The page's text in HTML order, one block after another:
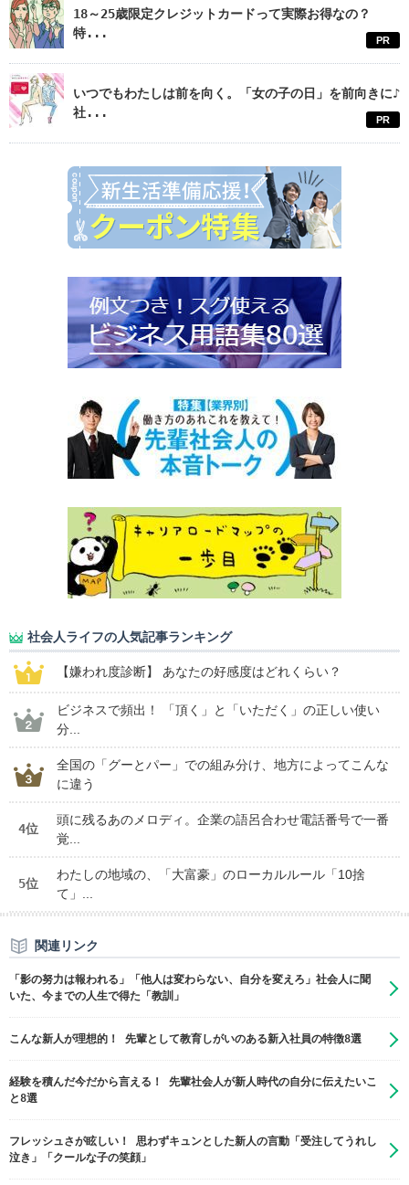
18～25歳限定クレジットカードって実際お得なの？
特...
PR
いつでもわたしは前を向く。「女の子の日」を前向きに♪
社...
PR
社会人ライフの人気記事ランキング
【嫌われ度診断】 あなたの好感度はどれくらい？
ビジネスで頻出！ 「頂く」と「いただく」の正しい使い
分...
全国の「グーとパー」での組み分け、地方によってこんな
に違う
4位
頭に残るあのメロディ。企業の語呂合わせ電話番号で一番
覚...
5位
わたしの地域の、「大富豪」のローカルルール「10捨
て」...
関連リンク
「影の努力は報われる」「他人は変わらない、自分を変えろ」社会人に聞
いた、今までの人生で得た「教訓」
こんな新人が理想的！ 先輩として教育しがいのある新入社員の特徴8選
経験を積んだ今だから言える！ 先輩社会人が新人時代の自分に伝えたいこ
と8選
フレッシュさが眩しい！ 思わずキュンとした新人の言動「受注してうれし
泣き」「クールな子の笑顔」